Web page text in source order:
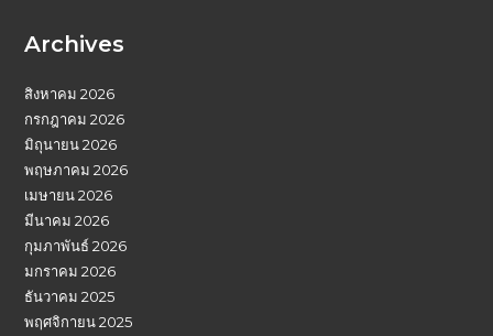
Archives
สิงหาคม 2026
กรกฎาคม 2026
มิถุนายน 2026
พฤษภาคม 2026
เมษายน 2026
มีนาคม 2026
กุมภาพันธ์ 2026
มกราคม 2026
ธันวาคม 2025
พฤศจิกายน 2025